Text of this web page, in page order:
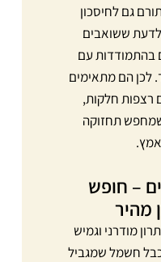
גם לחיסכון
ששואבים
בהתמודדות עם
לכן הם מתאימים
רצפות חלקות,
תחזוקה
– חופש
מהיר
מודרני וגמיש
כבל חשמל שמגביל